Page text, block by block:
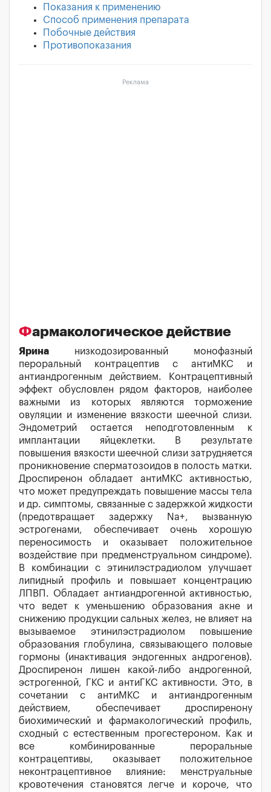
Показания к применению
Способ применения препарата
Побочные действия
Противопоказания
Реклама
Фармакологическое действие
Ярина низкодозированный монофазный
пероральный контрацептив с антиМКС и
антиандрогенным действием. Контрацептивный
эффект обусловлен рядом факторов, наиболее
важными из которых являются торможение
овуляции и изменение вязкости шеечной слизи.
Эндометрий остается неподготовленным к
имплантации яйцеклетки. В результате
повышения вязкости шеечной слизи затрудняется
проникновение сперматозоидов в полость матки.
Дроспиренон обладает антиМКС активностью,
что может предупреждать повышение массы тела
и др. симптомы, связанные с задержкой жидкости
(предотвращает задержку Na+, вызванную
эстрогенами, обеспечивает очень хорошую
переносимость и оказывает положительное
воздействие при предменструальном синдроме).
В комбинации с этинилэстрадиолом улучшает
липидный профиль и повышает концентрацию
ЛПВП. Обладает антиандрогенной активностью,
что ведет к уменьшению образования акне и
снижению продукции сальных желез, не влияет на
вызываемое этинилэстрадиолом повышение
образования глобулина, связывающего половые
гормоны (инактивация эндогенных андрогенов).
Дроспиренон лишен какой-либо андрогенной,
эстрогенной, ГКС и антиГКС активности. Это, в
сочетании с антиМКС и антиандрогенным
действием, обеспечивает дроспиренону
биохимический и фармакологический профиль,
сходный с естественным прогестероном. Как и
все комбинированные пероральные
контрацептивы, оказывает положительное
неконтрацептивное влияние: менструальные
кровотечения становятся легче и короче, что